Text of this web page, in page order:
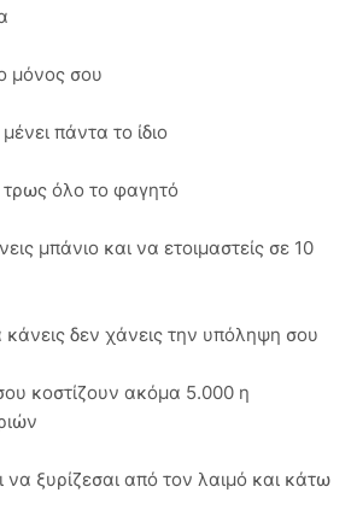
μόνος σου
πάντα το ίδιο
τρως όλο το φαγητό
μπάνιο και να ετοιμαστείς σε 10
δεν χάνεις την υπόληψη σου
κοστίζουν ακόμα 5.000 η
να ξυρίζεσαι από τον λαιμό και κάτω